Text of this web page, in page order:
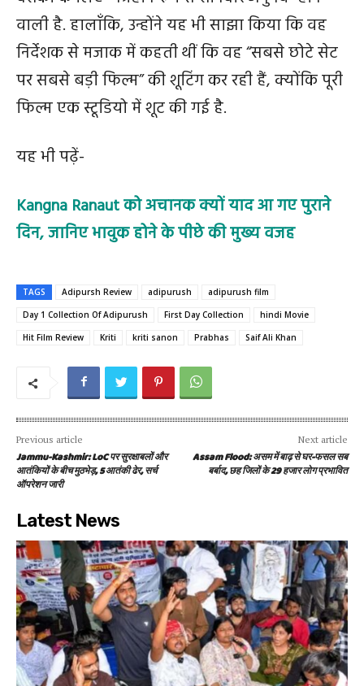
वाली है. हालाँकि, उन्होंने यह भी साझा किया कि वह
निर्देशक से मजाक में कहती थीं कि वह “सबसे छोटे सेट
पर सबसे बड़ी फिल्म” की शूटिंग कर रही हैं, क्योंकि पूरी
फिल्म एक स्टूडियो में शूट की गई है.
यह भी पढ़ें-
Kangna Ranaut को अचानक क्यों याद आ गए पुराने
दिन, जानिए भावुक होने के पीछे की मुख्य वजह
TAGS Adipursh Review adipurush
adipurush film
Day 1 Collection Of Adipurush
First Day Collection
hindi Movie
Hit Film Review
Kriti kriti sanon Prabhas Saif Ali Khan
Previous article
Jammu-Kashmir: LoC पर सुरक्षाबलों और
आतंकियों के बीच मुठभेड़, 5 आतंकी ढेर, सर्च
ऑपरेशन जारी
Next article
Assam Flood: असम में बाढ़ से घर-फसल सब
बर्बाद, छह जिलों के 29 हजार लोग प्रभावित
Latest News